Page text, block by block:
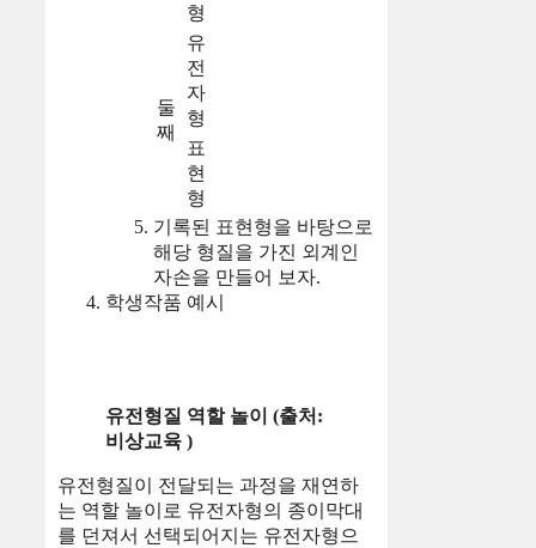
형
둘
째
유
전
자
형
표
현
형
기록된 표현형을 바탕으로
해당 형질을 가진 외계인
자손을 만들어 보자.
학생작품 예시
유전형질 역할 놀이 (출처:
비상교육 )
유전형질이 전달되는 과정을 재연하
는 역할 놀이로 유전자형의 종이막대
를 던져서 선택되어지는 유전자형으